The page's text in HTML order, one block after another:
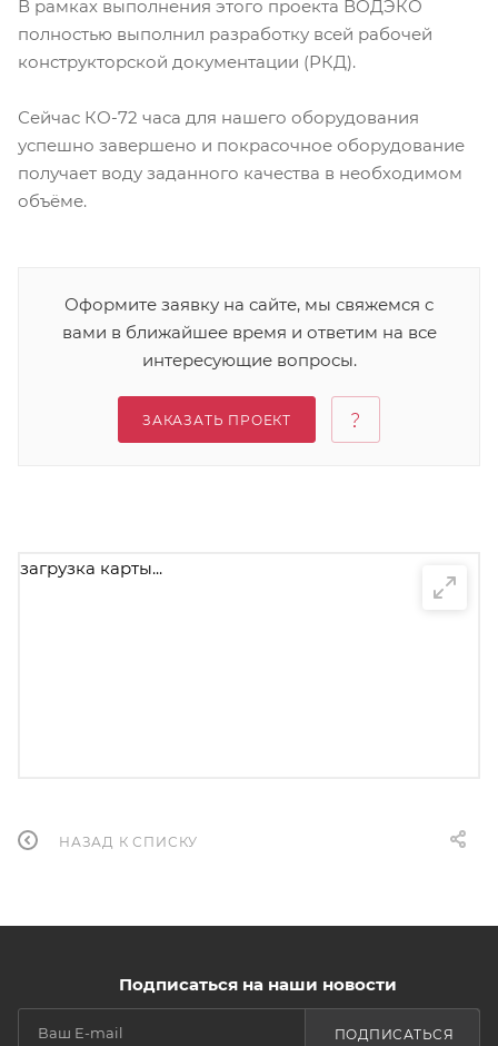
В рамках выполнения этого проекта ВОДЭКО
полностью выполнил разработку всей рабочей
конструкторской документации (РКД).
Сейчас КО-72 часа для нашего оборудования
успешно завершено и покрасочное оборудование
получает воду заданного качества в необходимом
объёме.
Оформите заявку на сайте, мы свяжемся с
вами в ближайшее время и ответим на все
интересующие вопросы.
ЗАКАЗАТЬ ПРОЕКТ
загрузка карты...
НАЗАД К СПИСКУ
Подписаться на наши новости
ПОДПИСАТЬСЯ